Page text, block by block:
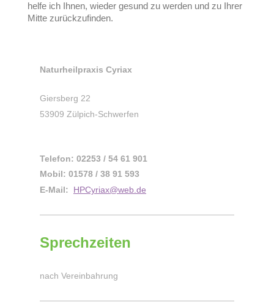
helfe ich Ihnen, wieder gesund zu werden und zu Ihrer
Mitte zurückzufinden.
Naturheilpraxis Cyriax
Giersberg 22
53909 Zülpich-Schwerfen
Telefon: 02253 / 54 61 901
Mobil: 01578 / 38 91 593
E-Mail: HPCyriax@web.de
Sprechzeiten
nach Vereinbahrung